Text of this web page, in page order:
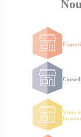
Conseil
Vente